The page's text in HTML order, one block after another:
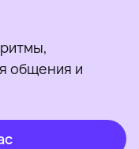
общения и